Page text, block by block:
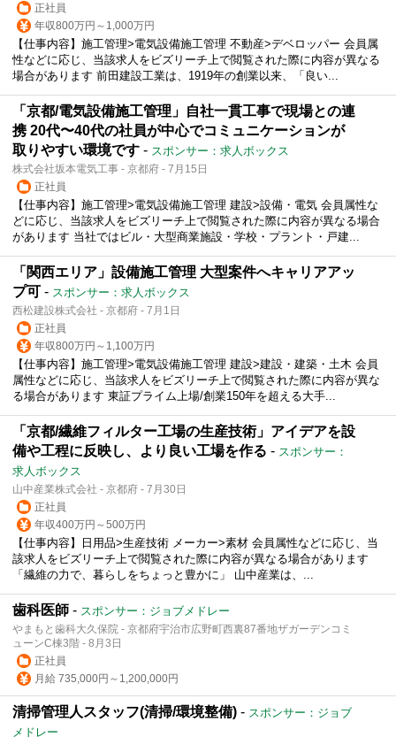
正社員
年収800万円～1,000万円
【仕事内容】施工管理>電気設備施工管理 不動産>デベロッパー 会員属
性などに応じ、当該求人をビズリーチ上で閲覧された際に内容が異なる
場合があります 前田建設工業は、1919年の創業以来、「良い...
「京都/電気設備施工管理」自社一貫工事で現場との連
携 20代〜40代の社員が中心でコミュニケーションが
取りやすい環境です - スポンサー：求人ボックス
株式会社坂本電気工事 - 京都府 - 7月15日
正社員
【仕事内容】施工管理>電気設備施工管理 建設>設備・電気 会員属性な
どに応じ、当該求人をビズリーチ上で閲覧された際に内容が異なる場合
があります 当社ではビル・大型商業施設・学校・プラント・戸建...
「関西エリア」設備施工管理 大型案件へキャリアアッ
プ可 - スポンサー：求人ボックス
西松建設株式会社 - 京都府 - 7月1日
正社員
年収800万円～1,100万円
【仕事内容】施工管理>電気設備施工管理 建設>建設・建築・土木 会員
属性などに応じ、当該求人をビズリーチ上で閲覧された際に内容が異な
る場合があります 東証プライム上場/創業150年を超える大手...
「京都/繊維フィルター工場の生産技術」アイデアを設
備や工程に反映し、より良い工場を作る - スポンサー：
求人ボックス
山中産業株式会社 - 京都府 - 7月30日
正社員
年収400万円～500万円
【仕事内容】日用品>生産技術 メーカー>素材 会員属性などに応じ、当
該求人をビズリーチ上で閲覧された際に内容が異なる場合があります
「繊維の力で、暮らしをちょっと豊かに」 山中産業は、...
歯科医師 - スポンサー：ジョブメドレー
やまもと歯科大久保院 - 京都府宇治市広野町西裏87番地ザガーデンコミ
ューンC棟3階 - 8月3日
正社員
月給 735,000円～1,200,000円
清掃管理人スタッフ(清掃/環境整備) - スポンサー：ジョブ
メドレー